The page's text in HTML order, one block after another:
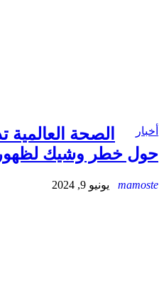
الصحة العالمية
خطر وشيك لظهور
يونيو 9, 2024